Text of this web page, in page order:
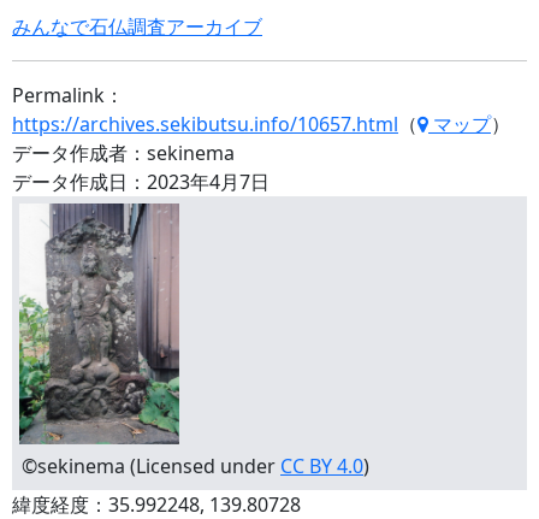
みんなで石仏調査アーカイブ
Permalink：
https://archives.sekibutsu.info/10657.html （ マップ）
データ作成者：sekinema
データ作成日：2023年4月7日
©sekinema (Licensed under CC BY 4.0)
緯度経度：35.992248, 139.80728